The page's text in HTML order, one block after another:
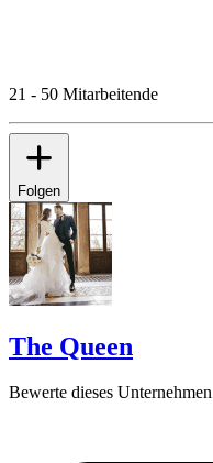
21 - 50 Mitarbeitende
Folgen
The Queen
Bewerte dieses Unternehmen